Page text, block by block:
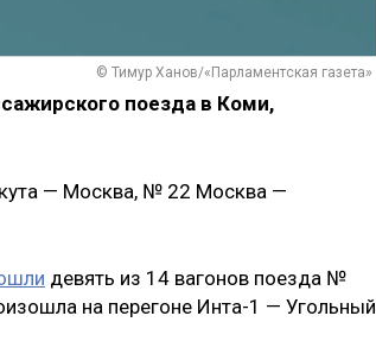
© Тимур Ханов/«Парламентская газета»
поезда в Коми,
— Москва, № 22 Москва —
девять из 14 вагонов поезда №
на перегоне Инта-1 — Угольный